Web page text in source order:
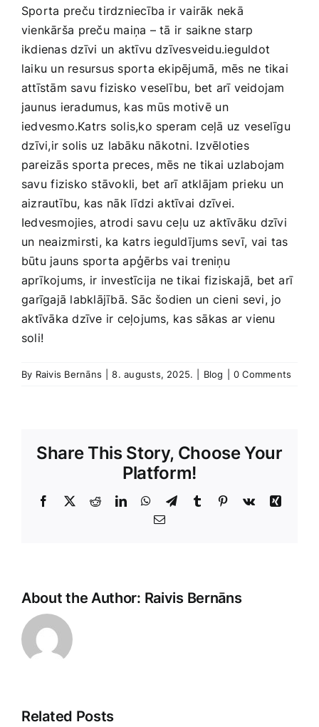
Sporta ⁢preču tirdzniecība ir vairāk‌ nekā
vienkārša⁣ preču maiņa – tā ⁤ir saikne starp
ikdienas dzīvi ‍un ⁢aktīvu dzīvesveidu.ieguldot
laiku un resursus sporta ⁤ekipējumā, ‌mēs ne tikai
attīstām savu ‌fizisko veselību, bet arī veidojam​
jaunus ieradumus, kas mūs ⁣motivē ⁣un
iedvesmo.Katrs⁣ solis,ko speram‍ ceļā⁢ uz veselīgu
⁢dzīvi,ir solis uz labāku nākotni. Izvēloties
pareizās ⁣sporta preces, mēs⁤ ne tikai uzlabojam
savu⁢ fizisko stāvokli, bet arī atklājam prieku un
aizrautību, kas⁤ nāk ​līdzi aktīvai⁤ dzīvei.
Iedvesmojies, ‌atrodi‌ savu ceļu ⁤uz​ aktīvāku‌ dzīvi
⁤un neaizmirsti, ka katrs ieguldījums sevī, vai ⁢tas
būtu jauns sporta apģērbs vai treniņu
aprīkojums, ir investīcija⁣ ne tikai fiziskajā, bet ‍arī
⁢garīgajā labklājībā. Sāc šodien un⁢ cieni⁣ sevi, jo
⁣aktīvāka ​dzīve ​ir ceļojums,⁤ kas ​sākas ar​ vienu
soli!
By Raivis Bernāns 8. augusts, 2025. Blog 0 Comments
Share This Story, Choose Your
Platform!
Facebook
X RedditLinkedInWhatsApp
TelegramTumblr Pinterest
Vk
Xing
E-
About the Author: Raivis Bernāns
Related Posts